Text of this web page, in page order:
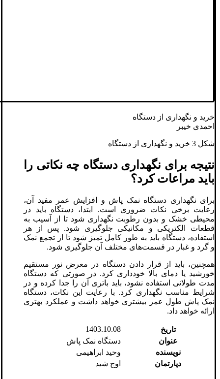
خرید و نگهداری از دستگاه
احمدی خیبر
شکل 3 خرید و نگهداری از دستگاه
نتیجه برای نگهداری دستگاه چه نکاتی را
باید مراعات کرد؟
برای نگهداری دستگاه نمک پاش و افزایش عمر مفید آن،
رعایت برخی نکات ضروری است. ابتدا، دستگاه باید در
محیطی خشک و بدون رطوبت نگهداری شود تا از آسیب به
قطعات الکتریکی و مکانیکی جلوگیری شود. پس از هر
استفاده، دستگاه باید به طور کامل تمیز شود تا از تجمع نمک
و گرد و غبار در قسمت‌های مختلف آن جلوگیری شود.
همچنین، باید از قرار دادن دستگاه در معرض نور مستقیم
خورشید یا دمای بالا خودداری کرد. در صورتی که دستگاه
مدت طولانی استفاده نشود، باید باتری آن را جدا کرده و در
شرایط مناسب نگهداری کرد. با رعایت این نکات، دستگاه
نمک پاش طول عمر بیشتری خواهد داشت و عملکرد بهتری
ارائه خواهد داد.
تاریخ
1403.10.08
عنوان
دستگاه نمک پاش
نویسنده
وحید ابراهیمی
دپارتمان
اوج شید